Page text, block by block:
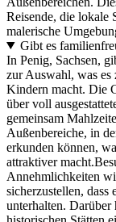
Reisende, die lokale
malerische
Gibt es
In Penig, Sachsen,
zur Auswahl, was es
Kindern macht. Die
über voll
gemeinsam
Außenbereiche, in
erkunden können,
attraktiver macht.
Annehmlichkeiten
sicherzustellen,
unterhalten. Darüber